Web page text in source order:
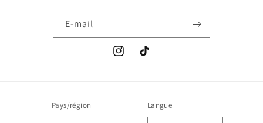
E-mail
InstagramTikTok
Pays/région Langue